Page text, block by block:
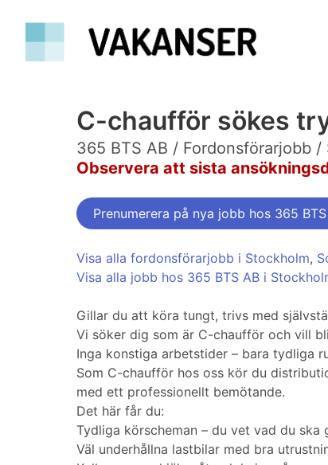
C-chaufför sökes
365 BTS AB / Fordonsförarjobb /
Observera att sista
Prenumerera på nya jobb hos 365
Visa alla fordonsförarjobb i Stockholm,
Visa alla jobb hos 365 BTS AB i
Gillar du att köra tungt, trivs med
Vi söker dig som är C-chaufför och vill
Inga konstiga arbetstider – bara tydliga
Som C-chaufför hos oss kör du
med ett professionellt bemötande.
Det här får du:
Tydliga körscheman – du vet vad du ska
Väl underhållna lastbilar med bra